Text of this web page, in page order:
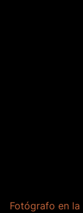
Fotógrafo en